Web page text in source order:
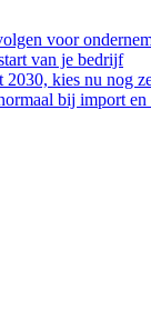
voor
van je bedrijf
kies nu nog
bij import en